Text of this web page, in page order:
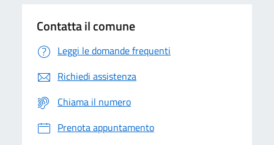
Contatta il comune
Leggi le domande frequenti
Richiedi assistenza
Chiama il numero
Prenota appuntamento